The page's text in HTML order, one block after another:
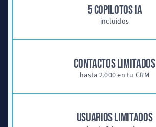
5 COPILOTOS IA
incluidos
CONTACTOS LIMITADOS
hasta 2.000 en tu CRM
USUARIOS LIMITADOS